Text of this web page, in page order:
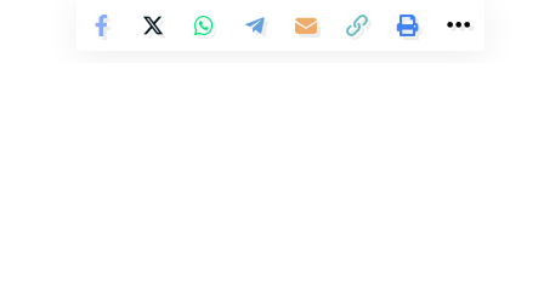
dagirker di vê rewşa kaosê de plan dike ku gelê me û destketiyên
Vê Nûçeyê Bixwîne